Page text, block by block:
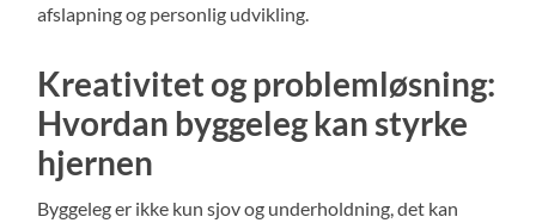
afslapning og personlig udvikling.
Kreativitet og problemløsning:
Hvordan byggeleg kan styrke
hjernen
Byggeleg er ikke kun sjov og underholdning, det kan